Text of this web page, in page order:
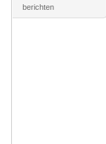
berichten